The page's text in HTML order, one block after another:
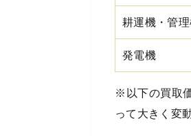
耕運機・管
発電機
※以下の買取
って大きく変